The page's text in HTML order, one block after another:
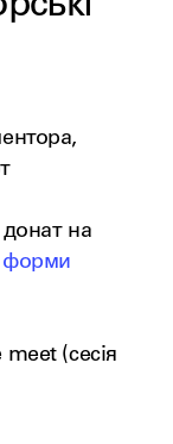
донат на
форми
(сесія